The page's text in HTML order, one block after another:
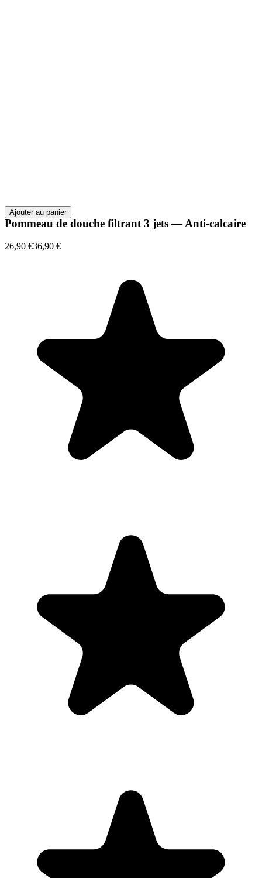
Ajouter au panier
Pommeau de douche filtrant 3 jets — Anti-calcaire
26,90 €36,90 €